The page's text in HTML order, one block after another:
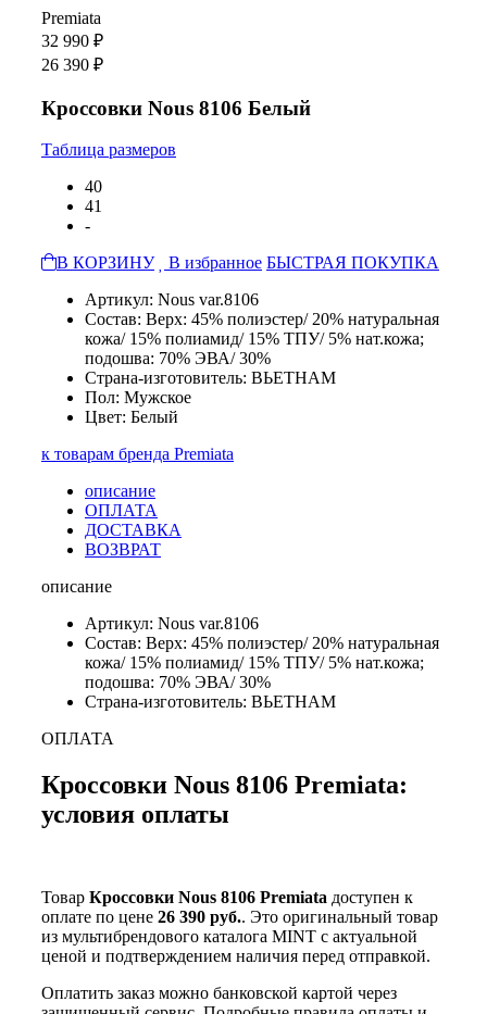
Premiata
32 990 ₽
26 390 ₽
Кроссовки Nous 8106 Белый
Таблица размеров
40
41
-
В КОРЗИНУ
В избранное БЫСТРАЯ ПОКУПКА
Артикул: Nous var.8106
Состав: Верх: 45% полиэстер/ 20% натуральная
кожа/ 15% полиамид/ 15% ТПУ/ 5% нат.кожа;
подошва: 70% ЭВА/ 30%
Страна-изготовитель: ВЬЕТНАМ
Пол: Мужское
Цвет: Белый
к товарам бренда Premiata
описание
ОПЛАТА
ДОСТАВКА
ВОЗВРАТ
описание
Артикул: Nous var.8106
Состав: Верх: 45% полиэстер/ 20% натуральная
кожа/ 15% полиамид/ 15% ТПУ/ 5% нат.кожа;
подошва: 70% ЭВА/ 30%
Страна-изготовитель: ВЬЕТНАМ
ОПЛАТА
Кроссовки Nous 8106 Premiata:
условия оплаты
Товар Кроссовки Nous 8106 Premiata доступен к
оплате по цене 26 390 руб.. Это оригинальный товар
из мультибрендового каталога MINT с актуальной
ценой и подтверждением наличия перед отправкой.
Оплатить заказ можно банковской картой через